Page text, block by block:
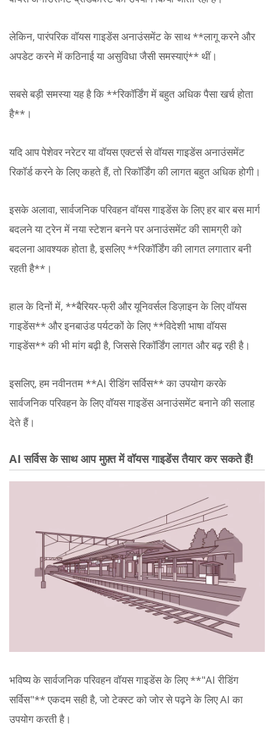
लेकिन, पारंपरिक वॉयस गाइडेंस अनाउंसमेंट के साथ **लागू करने और
अपडेट करने में कठिनाई या असुविधा जैसी समस्याएं** थीं।
सबसे बड़ी समस्या यह है कि **रिकॉर्डिंग में बहुत अधिक पैसा खर्च होता
है**।
यदि आप पेशेवर नरेटर या वॉयस एक्टर्स से वॉयस गाइडेंस अनाउंसमेंट
रिकॉर्ड करने के लिए कहते हैं, तो रिकॉर्डिंग की लागत बहुत अधिक होगी।
इसके अलावा, सार्वजनिक परिवहन वॉयस गाइडेंस के लिए हर बार बस मार्ग
बदलने या ट्रेन में नया स्टेशन बनने पर अनाउंसमेंट की सामग्री को
बदलना आवश्यक होता है, इसलिए **रिकॉर्डिंग की लागत लगातार बनी
रहती है**।
हाल के दिनों में, **बैरियर-फ्री और यूनिवर्सल डिज़ाइन के लिए वॉयस
गाइडेंस** और इनबाउंड पर्यटकों के लिए **विदेशी भाषा वॉयस
गाइडेंस** की भी मांग बढ़ी है, जिससे रिकॉर्डिंग लागत और बढ़ रही है।
इसलिए, हम नवीनतम **AI रीडिंग सर्विस** का उपयोग करके
सार्वजनिक परिवहन के लिए वॉयस गाइडेंस अनाउंसमेंट बनाने की सलाह
देते हैं।
AI सर्विस के साथ आप मुफ़्त में वॉयस गाइडेंस तैयार कर सकते हैं!
भविष्य के सार्वजनिक परिवहन वॉयस गाइडेंस के लिए **"AI रीडिंग
सर्विस"** एकदम सही है, जो टेक्स्ट को जोर से पढ़ने के लिए AI का
उपयोग करती है।